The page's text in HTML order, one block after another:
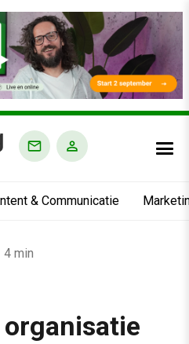
& Communicatie
4 min
organisatie